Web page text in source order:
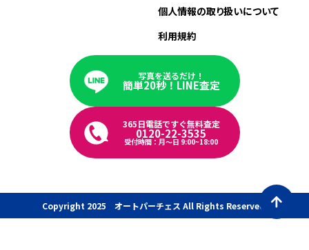
個人情報の取り扱いについて
利用規約
写真を送るだけ！
簡単20秒！LINE査定
365日電話ですぐ無料査定
0120-22-3535
受付時間：月〜日 9:00~18:00
Copyright 2025 オートパーチェス All Rights Reserved.